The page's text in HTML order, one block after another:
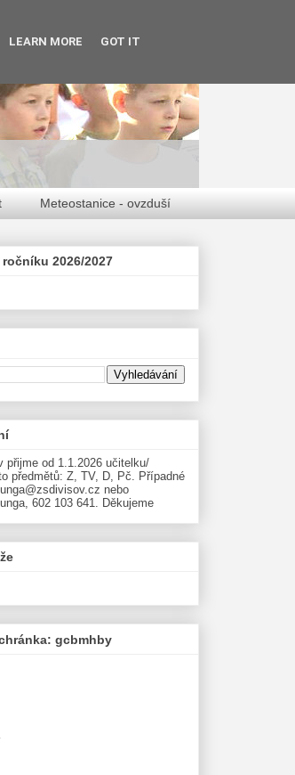
Meteostanice - ovzduší
2026/2027
přijme od 1.1.2026 učitelku/
předmětů: Z, TV, D, Pč. Případné
nebo
602 103 641. Děkujeme
gcbmhby
LEARN MORE GOT IT